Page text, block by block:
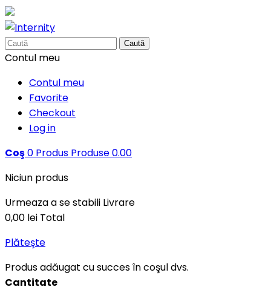
Caută
Contul meu
Contul meu
Favorite
Checkout
Log in
Coş0 Produs Produse0.00
Niciun produs
Urmeaza a se stabili Livrare
0,00 lei Total
Plăteşte
Produs adăugat cu succes în coşul dvs.
Cantitate